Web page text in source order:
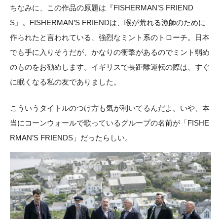
ちなみに、この作品の原題は『FISHERMAN’S FRIEND
S』。FISHERMAN’S FRIENDは、喉が荒れる漁師のために
作られたと言われている、強烈なミント系のトローチ。日本
でも手に入りそうだが、かなりの衝撃があるのでミント弱め
のものをお勧めします。イギリスで長距離運転の際は、すぐ
に眠くなる私の友でありました。
こういうタイトルのつけ方も気が利いてるんだよ。いや、本
当にコーンウォールで歌っているグループの名前が「FISHE
RMAN’S FRIENDS」だったらしい。